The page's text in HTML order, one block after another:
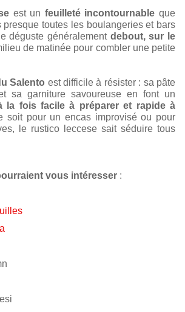
est un feuilleté incontournable que
presque toutes les boulangeries et bars
déguste généralement debout, sur le
de matinée pour combler une petite
Salento est difficile à résister : sa pâte
sa garniture savoureuse en font un
la fois facile à préparer et rapide à
soit pour un encas improvisé ou pour
le rustico leccese sait séduire tous
vous intéresser :